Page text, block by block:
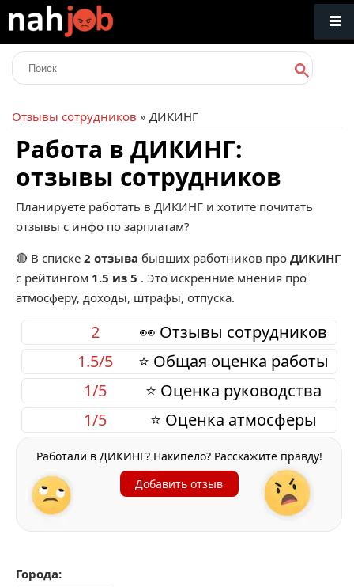
Отзывы сотрудников » ДИКИНГ
Работа в ДИКИНГ:
отзывы сотрудников
Планируете работать в ДИКИНГ и хотите почитать
отзывы с инфо по зарплатам?
🔴 В списке 2 отзыва бывших работников про ДИКИНГ
с рейтингом 1.5 из 5 . Это искренние мнения про
атмосферу, доходы, штрафы, отпуска.
👀 Отзывы сотрудников
2
⭐ Общая оценка работы
1.5/5
⭐ Оценка руководства
1/5
⭐ Оценка атмосферы
1/5
Работали в ДИКИНГ? Накипело? Расскажите правду!
Добавить отзыв
Города: